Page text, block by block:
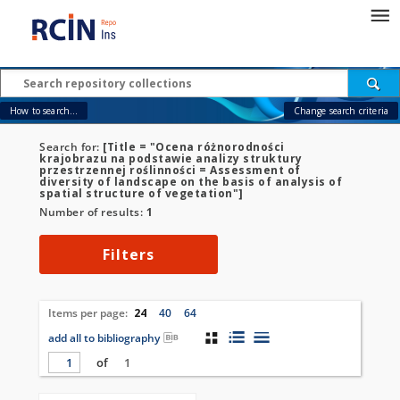
How to search... Change search criteria
Search for: [Title = "Ocena różnorodności
krajobrazu na podstawie analizy struktury
przestrzennej roślinności = Assessment of
diversity of landscape on the basis of analysis of
spatial structure of vegetation"]
Number of results: 1
Filters
Items per page: 24 40
64
add all to bibliography
of
1